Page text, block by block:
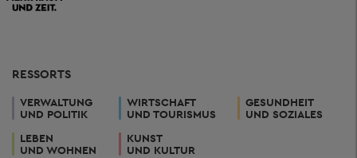
RESSORTS
VERWALTUNG
UND POLITIK
WIRTSCHAFT
UND TOURISMUS
GESUNDHEIT
UND SOZIALES
LEBEN
UND WOHNEN
KUNST
UND KULTUR